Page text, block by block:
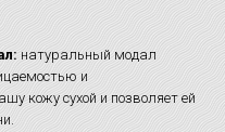
натуральный модал
и
кожу сухой и позволяет ей